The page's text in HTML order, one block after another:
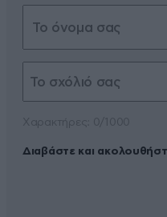
Διαβάστε και